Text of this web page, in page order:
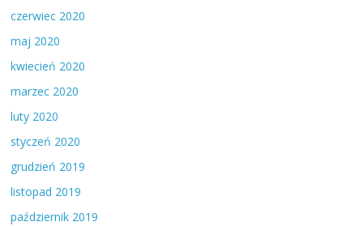
czerwiec 2020
maj 2020
kwiecień 2020
marzec 2020
luty 2020
styczeń 2020
grudzień 2019
listopad 2019
październik 2019